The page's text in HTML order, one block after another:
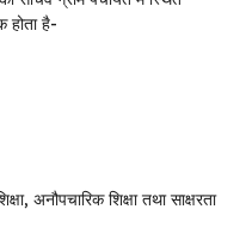
होता है-
अनौपचारिक शिक्षा तथा साक्षरता